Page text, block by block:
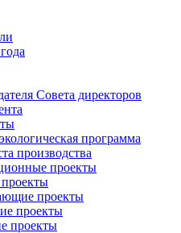
Совета директоров
программа
производства
проекты
проекты
проекты
проекты